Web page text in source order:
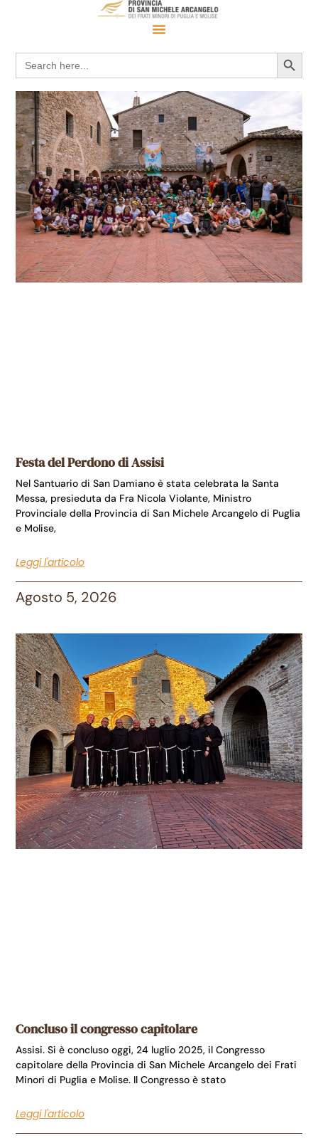
Search
for:
Search
Festa del Perdono di Assisi
Nel Santuario di San Damiano è stata celebrata la Santa
Messa, presieduta da Fra Nicola Violante, Ministro
Provinciale della Provincia di San Michele Arcangelo di Puglia
e Molise,
Leggi l'articolo
Agosto 5, 2026
Concluso il congresso capitolare
Assisi. Si è concluso oggi, 24 luglio 2025, il Congresso
capitolare della Provincia di San Michele Arcangelo dei Frati
Minori di Puglia e Molise. Il Congresso è stato
Leggi l'articolo